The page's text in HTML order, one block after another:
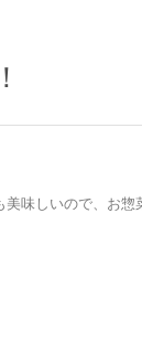
味しいので、お惣